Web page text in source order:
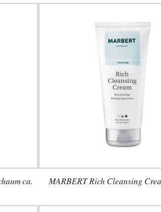
ca.
MARBERT Rich Cleansing